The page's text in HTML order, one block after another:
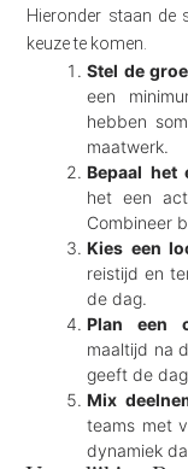
Hieronder staan de
keuze te komen.
Stel de
een
hebben
maatwerk.
Bepaal het
het een
Combineer
Kies een
reistijd en
de dag.
Plan een
maaltijd na
geeft de
Mix
teams met
dynamiek